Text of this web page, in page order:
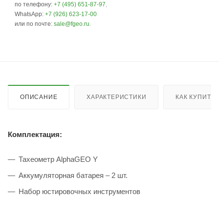
по телефону: +7 (495) 651-87-97,
WhatsApp: +7 (926) 623-17-00
или по почте: sale@fgeo.ru.
ОПИСАНИЕ ХАРАКТЕРИСТИКИ КАК КУПИТЬ
Комплектация:
Тахеометр AlphaGEO Y
Аккумуляторная батарея – 2 шт.
Набор юстировочных инструментов